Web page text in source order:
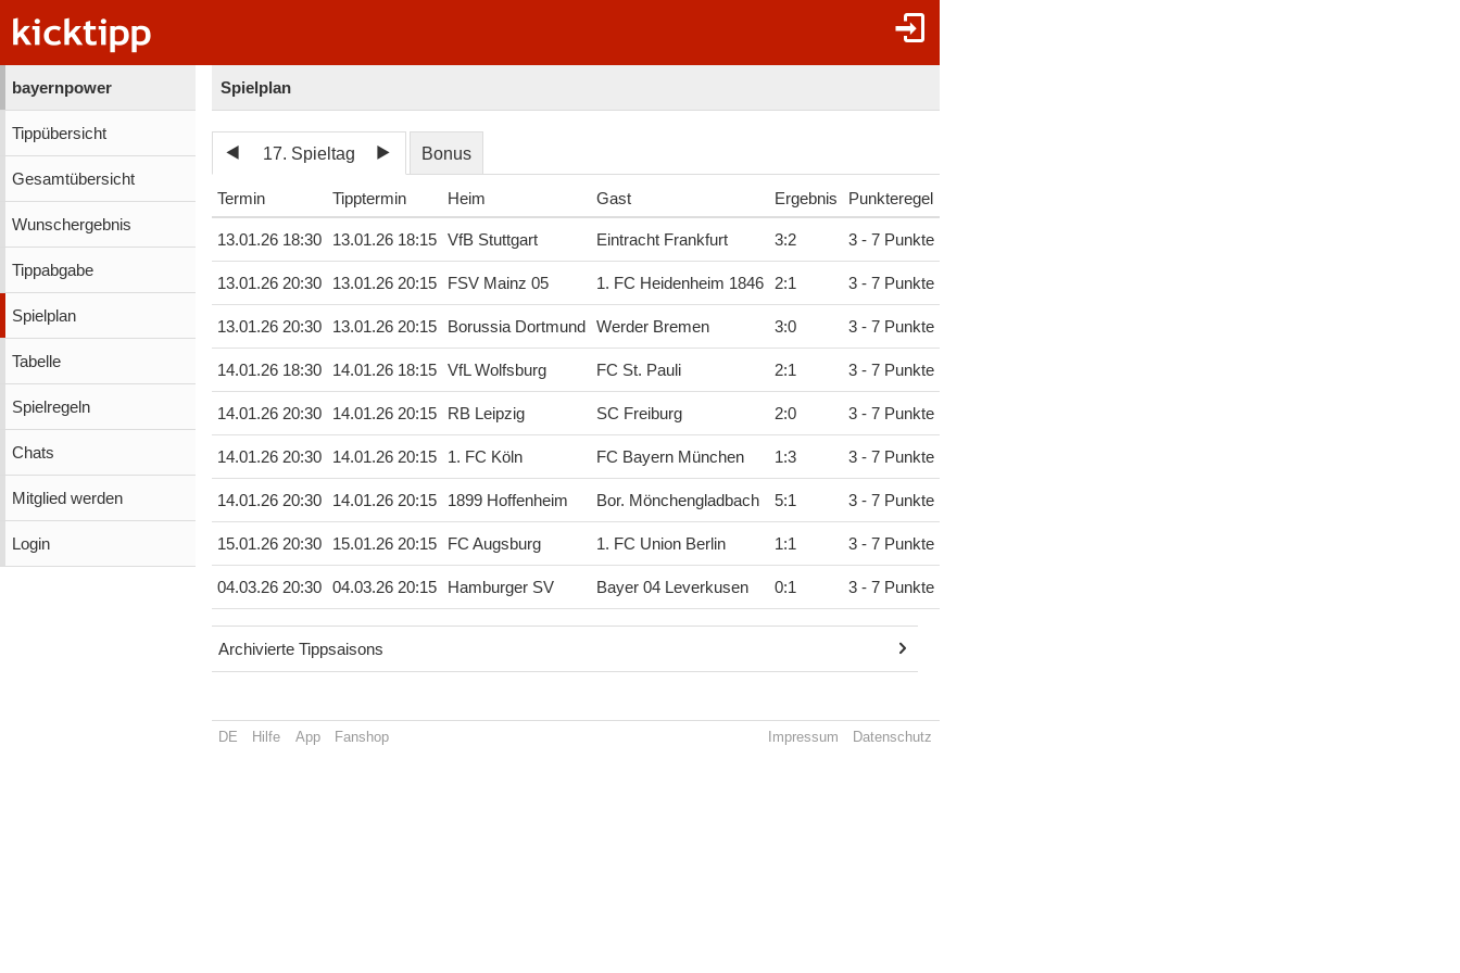
bayernpower
Tippübersicht
Gesamtübersicht
Wunschergebnis
Tippabgabe
Spielplan
Tabelle
Spielregeln
Chats
Mitglied werden
Login
Spielplan
17. Spieltag Bonus
Termin Tipptermin Heim Gast Ergebnis Punkteregel
13.01.26 18:30 13.01.26 18:15 VfB Stuttgart Eintracht Frankfurt 3:2 3 - 7 Punkte
13.01.26 20:30 13.01.26 20:15 FSV Mainz 05 1. FC Heidenheim 1846 2:1 3 - 7 Punkte
13.01.26 20:30 13.01.26 20:15 Borussia Dortmund Werder Bremen 3:0 3 - 7 Punkte
14.01.26 18:30 14.01.26 18:15 VfL Wolfsburg FC St. Pauli 2:1 3 - 7 Punkte
14.01.26 20:30 14.01.26 20:15 RB Leipzig SC Freiburg 2:0 3 - 7 Punkte
14.01.26 20:30 14.01.26 20:15 1. FC Köln FC Bayern München 1:3 3 - 7 Punkte
14.01.26 20:30 14.01.26 20:15 1899 Hoffenheim Bor. Mönchengladbach 5:1 3 - 7 Punkte
15.01.26 20:30 15.01.26 20:15 FC Augsburg 1. FC Union Berlin 1:1 3 - 7 Punkte
04.03.26 20:30 04.03.26 20:15 Hamburger SV Bayer 04 Leverkusen 0:1 3 - 7 Punkte
Archivierte Tippsaisons
DE Hilfe App Fanshop Impressum Datenschutz